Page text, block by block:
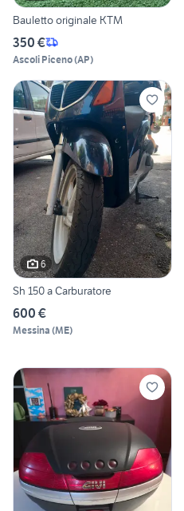
Bauletto originale KTM
350 €
Ascoli Piceno(AP)
6
Sh 150 a Carburatore
600 €
Messina (ME)